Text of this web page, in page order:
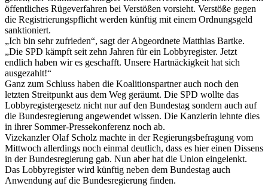
öffentliches Rügeverfahren bei Verstößen vorsieht. Verstöße gegen
die Registrierungspflicht werden künftig mit einem Ordnungsgeld
sanktioniert.
„Ich bin sehr zufrieden“, sagt der Abgeordnete Matthias Bartke.
„Die SPD kämpft seit zehn Jahren für ein Lobbyregister. Jetzt
endlich haben wir es geschafft. Unsere Hartnäckigkeit hat sich
ausgezahlt!“
Ganz zum Schluss haben die Koalitionspartner auch noch den
letzten Streitpunkt aus dem Weg geräumt. Die SPD wollte das
Lobbyregistergesetz nicht nur auf den Bundestag sondern auch auf
die Bundesregierung angewendet wissen. Die Kanzlerin lehnte dies
in ihrer Sommer-Pressekonferenz noch ab.
Vizekanzler Olaf Scholz machte in der Regierungsbefragung vom
Mittwoch allerdings noch einmal deutlich, dass es hier einen Dissens
in der Bundesregierung gab. Nun aber hat die Union eingelenkt.
Das Lobbyregister wird künftig neben dem Bundestag auch
Anwendung auf die Bundesregierung finden.